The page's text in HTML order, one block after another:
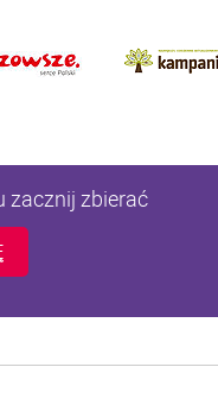
zacznij zbierać